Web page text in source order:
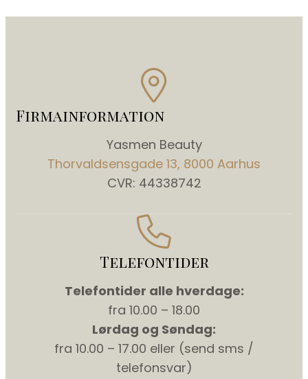
Firmainformation
Yasmen Beauty
Thorvaldsensgade 13, 8000 Aarhus
CVR: 44338742
Telefontider
Telefontider alle hverdage:
fra 10.00 – 18.00
Lørdag og Søndag:
fra 10.00 – 17.00 eller (send sms /
telefonsvar)